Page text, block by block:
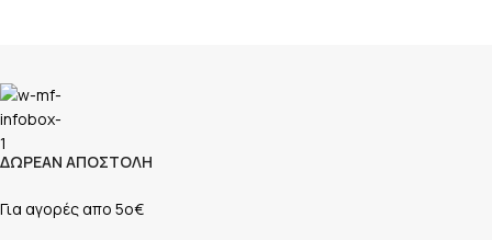
ΔΩΡΕΑΝ ΑΠΟΣΤΟΛΗ
Για αγορές απο 5ο€